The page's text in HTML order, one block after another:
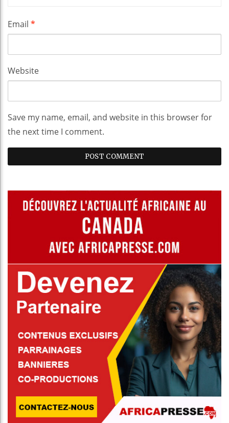
Email *
Website
Save my name, email, and website in this browser for
the next time I comment.